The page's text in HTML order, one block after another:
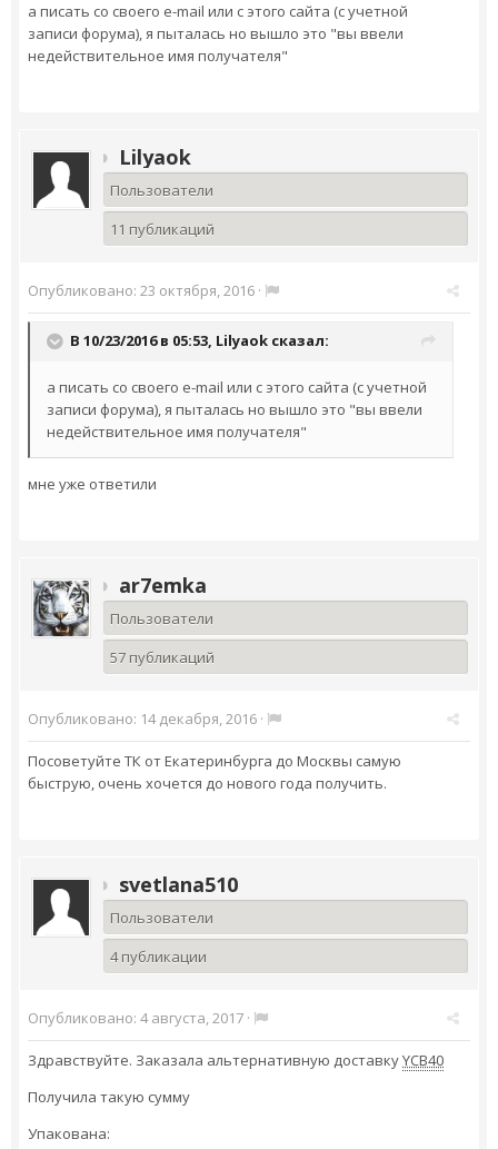
а писать со своего e-mail или с этого сайта (с учетной
записи форума), я пыталась но вышло это "вы ввели
недействительное имя получателя"
Lilyaok
Пользователи
11 публикаций
Опубликовано: 23 октября, 2016 ·
В 10/23/2016 в 05:53, Lilyaok сказал:
а писать со своего e-mail или с этого сайта (с учетной
записи форума), я пыталась но вышло это "вы ввели
недействительное имя получателя"
мне уже ответили
ar7emka
Пользователи
57 публикаций
Опубликовано: 14 декабря, 2016 ·
Посоветуйте ТК от Екатеринбурга до Москвы самую
быструю, очень хочется до нового года получить.
svetlana510
Пользователи
4 публикации
Опубликовано: 4 августа, 2017 ·
Здравствуйте. Заказала альтернативную доставкуYCB40
Получила такую сумму
Упакована: